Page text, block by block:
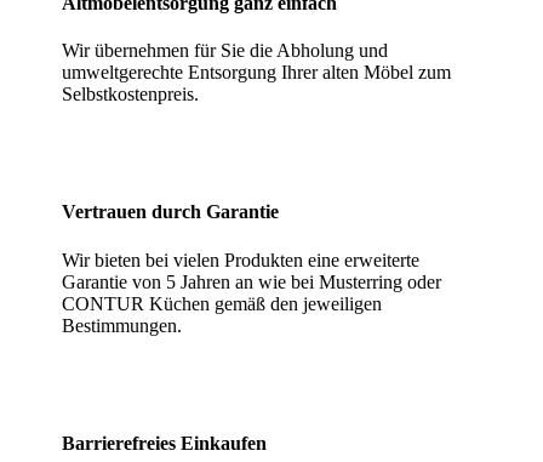
Wir übernehmen für Sie die Abholung und
umweltgerechte Entsorgung Ihrer alten Möbel zum
Selbstkostenpreis.
Vertrauen durch Garantie
Wir bieten bei vielen Produkten eine erweiterte
Garantie von 5 Jahren an wie bei Musterring oder
CONTUR Küchen gemäß den jeweiligen
Bestimmungen.
Barrierefreies Einkaufen